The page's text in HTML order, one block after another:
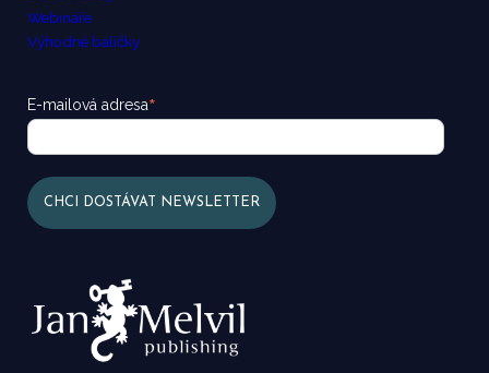
Webináře
Výhodné balíčky
E-mailová adresa*